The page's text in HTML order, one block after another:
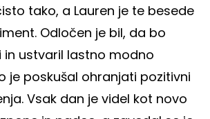
tako, a Lauren je te besede
Odločen je bil, da bo
in ustvaril lastno modno
je poskušal ohranjati pozitivni
Vsak dan je videl kot novo